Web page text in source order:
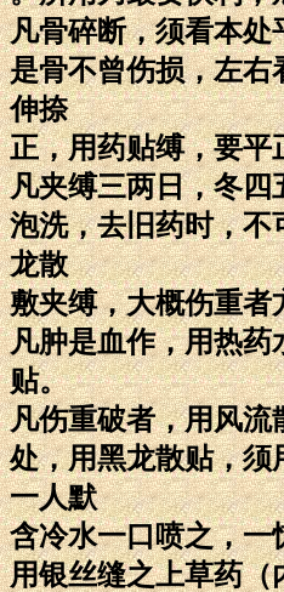
凡骨碎断，须看本处
是骨不曾伤损，左右
伸捺
正，用药贴缚，要平
凡夹缚三两日，冬四
泡洗，去旧药时，不
龙散
敷夹缚，大概伤重者
凡肿是血作，用热药
贴。
凡伤重破者，用风流
处，用黑龙散贴，须
一人默
含冷水一口喷之，一
用银丝缝之上草药（